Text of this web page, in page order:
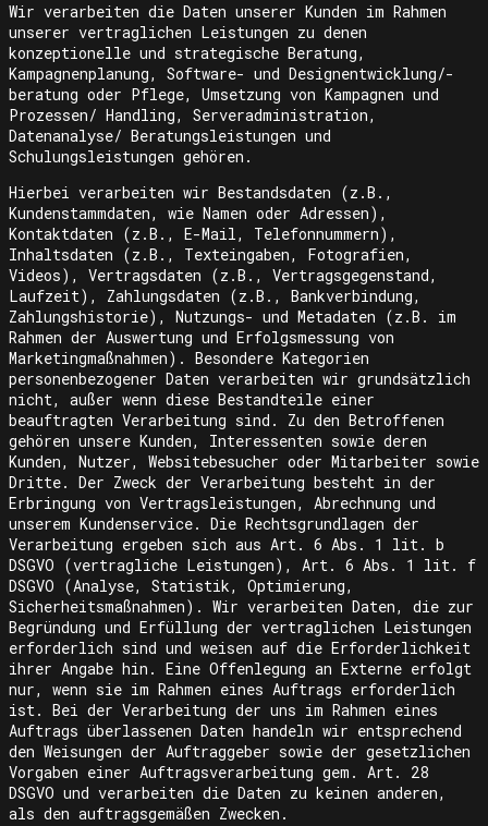
Wir verarbeiten die Daten unserer Kunden im Rahmen
unserer vertraglichen Leistungen zu denen
konzeptionelle und strategische Beratung,
Kampagnenplanung, Software- und Designentwicklung/-
beratung oder Pflege, Umsetzung von Kampagnen und
Prozessen/ Handling, Serveradministration,
Datenanalyse/ Beratungsleistungen und
Schulungsleistungen gehören.
Hierbei verarbeiten wir Bestandsdaten (z.B.,
Kundenstammdaten, wie Namen oder Adressen),
Kontaktdaten (z.B., E-Mail, Telefonnummern),
Inhaltsdaten (z.B., Texteingaben, Fotografien,
Videos), Vertragsdaten (z.B., Vertragsgegenstand,
Laufzeit), Zahlungsdaten (z.B., Bankverbindung,
Zahlungshistorie), Nutzungs- und Metadaten (z.B. im
Rahmen der Auswertung und Erfolgsmessung von
Marketingmaßnahmen). Besondere Kategorien
personenbezogener Daten verarbeiten wir grundsätzlich
nicht, außer wenn diese Bestandteile einer
beauftragten Verarbeitung sind. Zu den Betroffenen
gehören unsere Kunden, Interessenten sowie deren
Kunden, Nutzer, Websitebesucher oder Mitarbeiter sowie
Dritte. Der Zweck der Verarbeitung besteht in der
Erbringung von Vertragsleistungen, Abrechnung und
unserem Kundenservice. Die Rechtsgrundlagen der
Verarbeitung ergeben sich aus Art. 6 Abs. 1 lit. b
DSGVO (vertragliche Leistungen), Art. 6 Abs. 1 lit. f
DSGVO (Analyse, Statistik, Optimierung,
Sicherheitsmaßnahmen). Wir verarbeiten Daten, die zur
Begründung und Erfüllung der vertraglichen Leistungen
erforderlich sind und weisen auf die Erforderlichkeit
ihrer Angabe hin. Eine Offenlegung an Externe erfolgt
nur, wenn sie im Rahmen eines Auftrags erforderlich
ist. Bei der Verarbeitung der uns im Rahmen eines
Auftrags überlassenen Daten handeln wir entsprechend
den Weisungen der Auftraggeber sowie der gesetzlichen
Vorgaben einer Auftragsverarbeitung gem. Art. 28
DSGVO und verarbeiten die Daten zu keinen anderen,
als den auftragsgemäßen Zwecken.